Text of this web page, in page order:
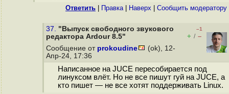
Ответить Правка| Наверх Cообщить модератору
37. "Выпуск свободного звукового
редактора Ardour 8.5"
–1
+ / –
Сообщение от prokoudine
(ok), 12-
Апр-24, 17:36
Написанное на JUCE пересобирается под
линуксом влёт. Но не все пишут гуй на JUCE, а
кто пишет — не все хотят поддерживать Linux.